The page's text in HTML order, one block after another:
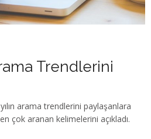
Trendlerini
arama trendlerini paylaşanlara
çok aranan kelimelerini açıkladı.